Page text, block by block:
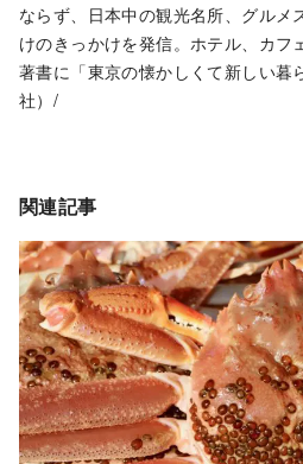
ならず、日本中の観光名所、グルメ
けのきっかけを発信。ホテル、カフ
著書に「東京の懐かしくて新しい暮
社）/
関連記事